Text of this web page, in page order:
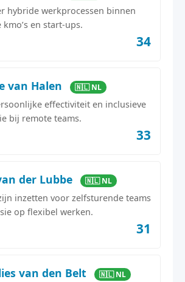
hybride werkprocessen binnen
en start-ups.
34
van Halen 🇳🇱 NL
effectiviteit en inclusieve
bij remote teams.
33
der Lubbe 🇳🇱 NL
inzetten voor zelfsturende teams
op flexibel werken.
31
van den Belt 🇳🇱 NL